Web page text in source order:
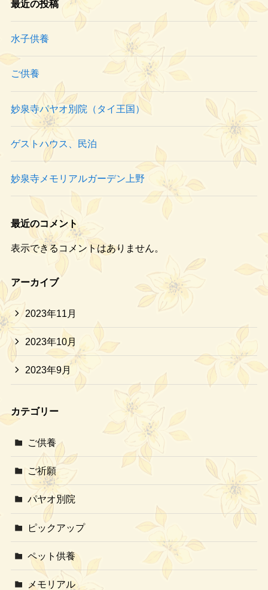
最近の投稿
水子供養
ご供養
妙泉寺パヤオ別院（タイ王国）
ゲストハウス、民泊
妙泉寺メモリアルガーデン上野
最近のコメント
表示できるコメントはありません。
アーカイブ
2023年11月
2023年10月
2023年9月
カテゴリー
ご供養
ご祈願
パヤオ別院
ピックアップ
ペット供養
メモリアル